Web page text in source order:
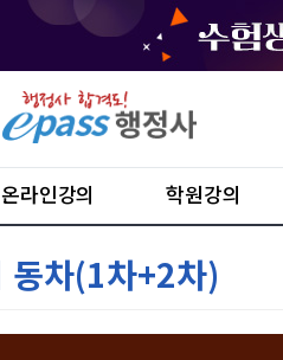
온라인강의 학원강의
동차(1차+2차)